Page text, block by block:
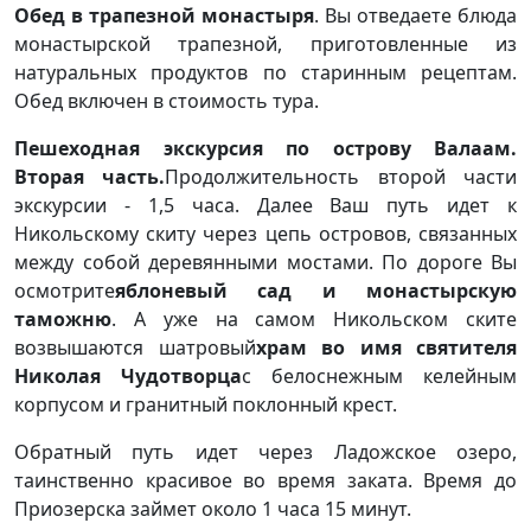
Обед в трапезной монастыря. Вы отведаете блюда
монастырской трапезной, приготовленные из
натуральных продуктов по старинным рецептам.
Обед включен в стоимость тура.
Пешеходная экскурсия по острову Валаам.
Вторая часть.Продолжительность второй части
экскурсии - 1,5 часа. Далее Ваш путь идет к
Никольскому скиту через цепь островов, связанных
между собой деревянными мостами. По дороге Вы
осмотритеяблоневый сад и монастырскую
таможню. А уже на самом Никольском ските
возвышаются шатровыйхрам во имя святителя
Николая Чудотворцас белоснежным келейным
корпусом и гранитный поклонный крест.
Обратный путь идет через Ладожское озеро,
таинственно красивое во время заката. Время до
Приозерска займет около 1 часа 15 минут.